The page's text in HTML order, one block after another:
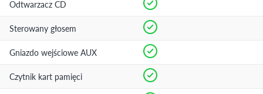
Odtwarzacz CD
Sterowany głosem
Gniazdo wejściowe AUX
Czytnik kart pamięci